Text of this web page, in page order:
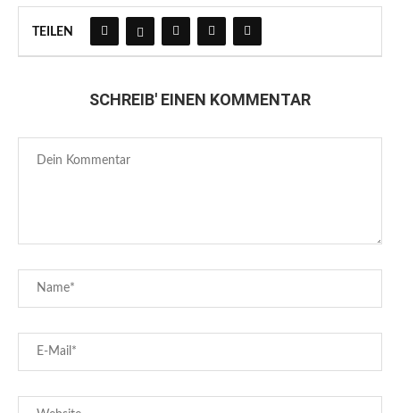
TEILEN
SCHREIB' EINEN KOMMENTAR